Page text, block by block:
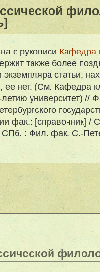
с рукописи Кафедра
также более
экземпляра статьи,
нет. (См. Кафедра
университет) //
фак.: [справочник] /
СПб. : Фил. фак. С.-